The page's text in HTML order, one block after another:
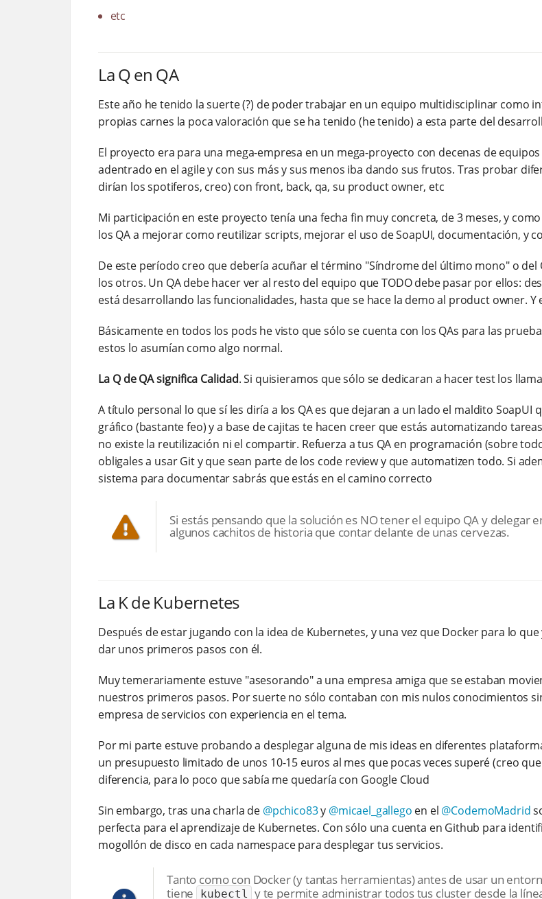
etc
La Q en QA
Este año he tenido la suerte (?) de poder trabajar en un equipo multidisciplinar como
propias carnes la poca valoración que se ha tenido (he tenido) a esta parte del
El proyecto era para una mega-empresa en un mega-proyecto con decenas de
adentrado en el agile y con sus más y sus menos iba dando sus frutos. Tras probar
dirían los spotiferos, creo) con front, back, qa, su product owner, etc
Mi participación en este proyecto tenía una fecha fin muy concreta, de 3 meses, y
los QA a mejorar como reutilizar scripts, mejorar el uso de SoapUI, documentación, y
De este período creo que debería acuñar el término "Síndrome del último mono" o
los otros. Un QA debe hacer ver al resto del equipo que TODO debe pasar por ellos:
está desarrollando las funcionalidades, hasta que se hace la demo al product owner.
Básicamente en todos los pods he visto que sólo se cuenta con los QAs para las
estos lo asumían como algo normal.
La Q de QA significa Calidad. Si quisieramos que sólo se dedicaran a hacer test los
A título personal lo que sí les diría a los QA es que dejaran a un lado el maldito
gráfico (bastante feo) y a base de cajitas te hacen creer que estás automatizando
no existe la reutilización ni el compartir. Refuerza a tus QA en programación (sobre
obligales a usar Git y que sean parte de los code review y que automatizen todo. Si
sistema para documentar sabrás que estás en el camino correcto
Si estás pensando que la solución es NO tener el equipo QA y
algunos cachitos de historia que contar delante de unas cervezas.
La K de Kubernetes
Después de estar jugando con la idea de Kubernetes, y una vez que Docker para lo
dar unos primeros pasos con él.
Muy temerariamente estuve "asesorando" a una empresa amiga que se estaban
nuestros primeros pasos. Por suerte no sólo contaban con mis nulos conocimientos
empresa de servicios con experiencia en el tema.
Por mi parte estuve probando a desplegar alguna de mis ideas en diferentes
un presupuesto limitado de unos 10-15 euros al mes que pocas veces superé (creo
diferencia, para lo poco que sabía me quedaría con Google Cloud
Sin embargo, tras una charla de @pchico83y @micael_gallego en el @CodemoMadrid
perfecta para el aprendizaje de Kubernetes. Con sólo una cuenta en Github para
mogollón de disco en cada namespace para desplegar tus servicios.
Tanto como con Docker (y tantas herramientas) antes de usar un
tiene
kubectl y te permite administrar todos tus cluster desde la